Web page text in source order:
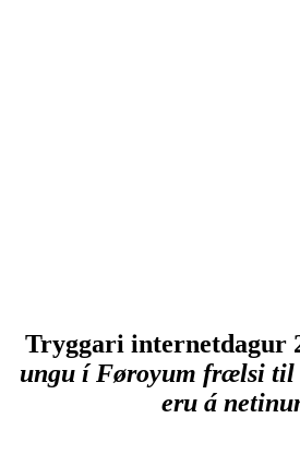
Tryggari internetdagur
ungu í Føroyum frælsi til
eru á